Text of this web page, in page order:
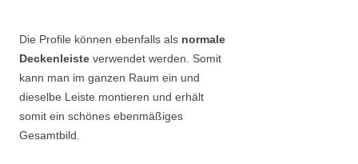
Die Profile können ebenfalls als normale
Deckenleiste verwendet werden. Somit
kann man im ganzen Raum ein und
dieselbe Leiste montieren und erhält
somit ein schönes ebenmäßiges
Gesamtbild.